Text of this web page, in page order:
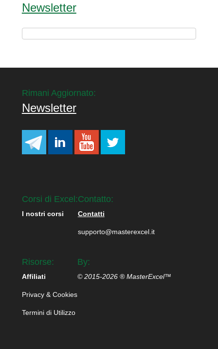
Newsletter
Rimani Aggiornato:
Newsletter
Corsi di Excel:
I nostri corsi
Contatto:
Contatti
supporto@masterexcel.it
Risorse:
Affiliati
Privacy & Cookies
Termini di Utilizzo
By:
© 2015-2026 ® MasterExcel™